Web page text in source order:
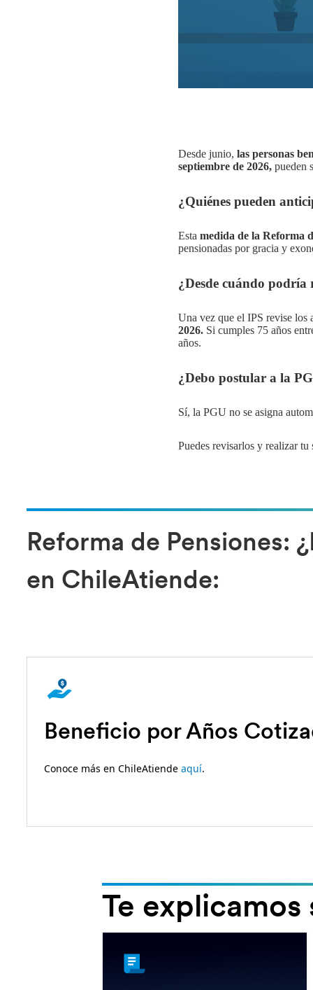
Desde junio, las personas
septiembre de 2026,pueden
¿Quiénes pueden
Esta medida de la Reforma
pensionadas por gracia y
¿Desde cuándo
Una vez que el IPS revise los
2026.Si cumples 75 años
años.
¿Debo postular a la
Sí, la PGU no se asigna
Puedes revisarlos y realizar
Reforma de Pensiones:
en ChileAtiende:
Beneficio por Años
Conoce más en ChileAtiende aquí.
Te explicamos